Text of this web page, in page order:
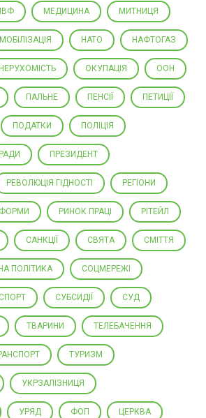
МЕДИЦИНА МИТНИЦЯ
МОБІЛІЗАЦІЯ НАТО НАФТОГАЗ
НЕРУХОМІСТЬ ОКУПАЦІЯ ООН
ПАЛЬНЕ ПЕНСІЇ ПЕТИЦІЇ
ПОДАТКИ ПОЛІЦІЯ
ПРЕЗИДЕНТ
РЕВОЛЮЦІЯ ГІДНОСТІ РЕГІОНИ
РИНОК ПРАЦІ РІТЕЙЛ
САНКЦІЇ СВЯТА СМІТТЯ
ПОЛІТИКА СОЦМЕРЕЖІ
СПОРТ СУБСИДІЇ СУД
ТВАРИНИ ТЕЛЕБАЧЕННЯ
ТУРИЗМ
УКРЗАЛІЗНИЦЯ
УРЯД ФОП ЦЕРКВА